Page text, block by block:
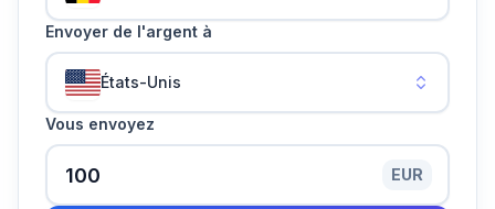
Envoyer de l'argent à
États-Unis
Vous envoyez
EUR